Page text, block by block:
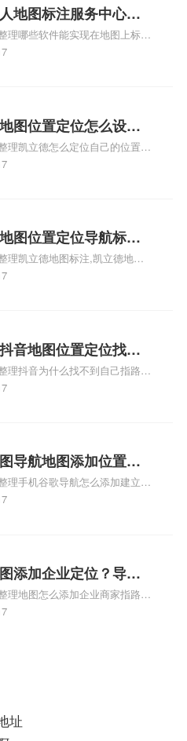
知识，详情可查看下方正文！
地图标注服务中心地
址标记？门指路人地
务中心苹果地图位置
理哪些软件能实现在地图上标记
图标注服务中心位置、门指路人
图标注服务中心地址标注上地图
地图标注知识，详情可查看下方
图位置定位怎么设置
路人地图标注服务中
立德地图位置定位怎
理凯立德怎么定位自己的位置
立德地图定位怎么设置往上走、
务中心铺招牌相关地图标注知
查看下方正文！
图位置定位导航标
德地图位置定位,导航,
理凯立德地图标注,凯立德地图
啊、凯立德地图标注,凯立德地
注知识，详情可查看下方正文！
音地图位置定位找不
音为什么找不到当前
理抖音为什么找不到自己指路人
务中心铺的位置、地图位置更新
置、抖音突然不显示定位了相关
识，详情可查看下方正文！
导航地图添加位置？
地图导航位置？
理手机谷歌导航怎么添加建立多
何在地图，谷歌地图添加公司位
添加企业定位？导航
？
理地图怎么添加企业商家指路人
务中心铺名称、地图怎么添加企
址